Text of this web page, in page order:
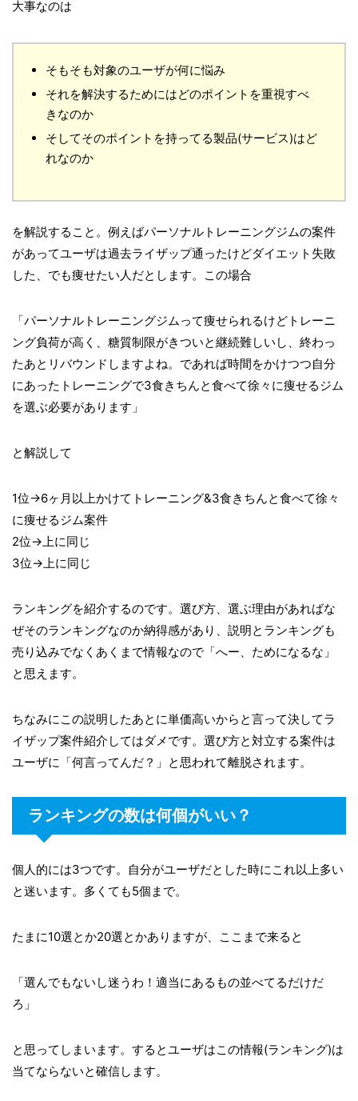
大事なのは
そもそも対象のユーザが何に悩み
それを解決するためにはどのポイントを重視すべ
きなのか
そしてそのポイントを持ってる製品(サービス)はど
れなのか
を解説すること。例えばパーソナルトレーニングジムの案件
があってユーザは過去ライザップ通ったけどダイエット失敗
した、でも痩せたい人だとします。この場合
「パーソナルトレーニングジムって痩せられるけどトレーニ
ング負荷が高く、糖質制限がきついと継続難しいし、終わっ
たあとリバウンドしますよね。であれば時間をかけつつ自分
にあったトレーニングで3食きちんと食べて徐々に痩せるジム
を選ぶ必要があります」
と解説して
1位→6ヶ月以上かけてトレーニング&3食きちんと食べて徐々
に痩せるジム案件
2位→上に同じ
3位→上に同じ
ランキングを紹介するのです。選び方、選ぶ理由があればな
ぜそのランキングなのか納得感があり、説明とランキングも
売り込みでなくあくまで情報なので「へー、ためになるな」
と思えます。
ちなみにこの説明したあとに単価高いからと言って決してラ
イザップ案件紹介してはダメです。選び方と対立する案件は
ユーザに「何言ってんだ？」と思われて離脱されます。
ランキングの数は何個がいい？
個人的には3つです。自分がユーザだとした時にこれ以上多い
と迷います。多くても5個まで。
たまに10選とか20選とかありますが、ここまで来ると
「選んでもないし迷うわ！適当にあるもの並べてるだけだ
ろ」
と思ってしまいます。するとユーザはこの情報(ランキング)は
当てならないと確信します。